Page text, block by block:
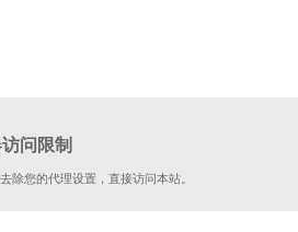
问限制
除您的代理设置，直接访问本站。